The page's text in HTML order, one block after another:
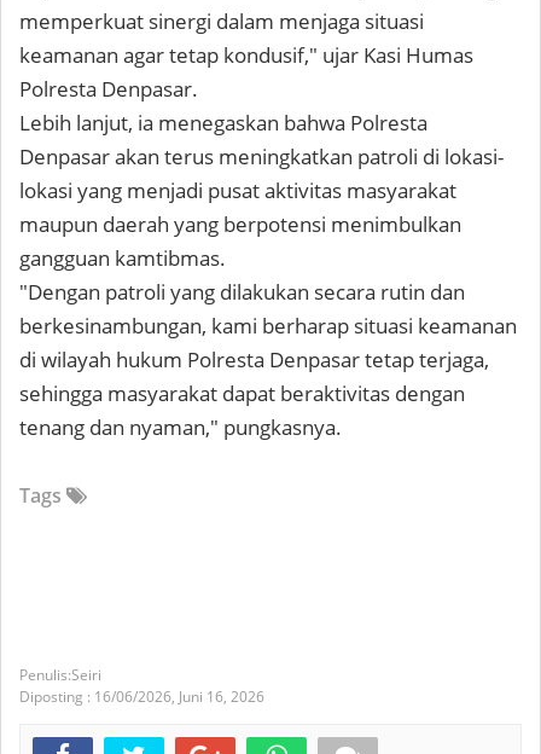
memperkuat sinergi dalam menjaga situasi
keamanan agar tetap kondusif," ujar Kasi Humas
Polresta Denpasar.
Lebih lanjut, ia menegaskan bahwa Polresta
Denpasar akan terus meningkatkan patroli di lokasi-
lokasi yang menjadi pusat aktivitas masyarakat
maupun daerah yang berpotensi menimbulkan
gangguan kamtibmas.
"Dengan patroli yang dilakukan secara rutin dan
berkesinambungan, kami berharap situasi keamanan
di wilayah hukum Polresta Denpasar tetap terjaga,
sehingga masyarakat dapat beraktivitas dengan
tenang dan nyaman," pungkasnya.
Tags
Seiri
Diposting : 16/06/2026, Juni 16, 2026